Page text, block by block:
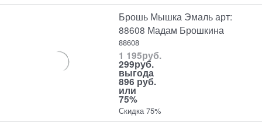
Брошь Мышка Эмаль арт:
88608 Мадам Брошкина
88608
1 195руб.
299руб.
выгода
896 руб.
или
75%
Скидка 75%